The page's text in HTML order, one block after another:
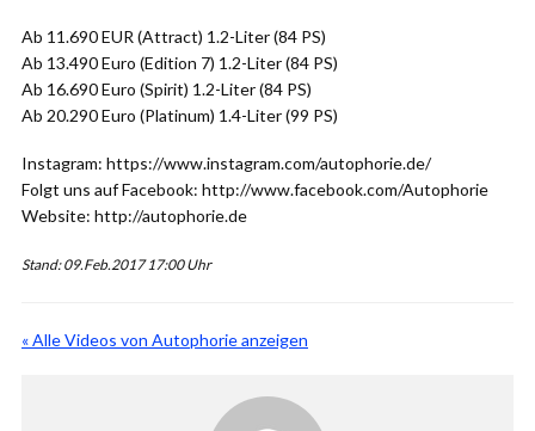
Ab 11.690 EUR (Attract) 1.2-Liter (84 PS)
Ab 13.490 Euro (Edition 7) 1.2-Liter (84 PS)
Ab 16.690 Euro (Spirit) 1.2-Liter (84 PS)
Ab 20.290 Euro (Platinum) 1.4-Liter (99 PS)
Instagram: https://www.instagram.com/autophorie.de/
Folgt uns auf Facebook: http://www.facebook.com/Autophorie
Website: http://autophorie.de
Stand: 09.Feb.2017 17:00 Uhr
« Alle Videos von Autophorie anzeigen